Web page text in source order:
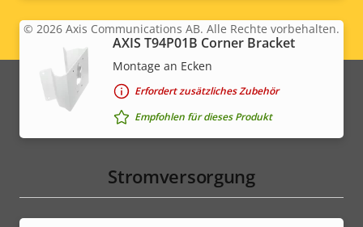
AXIS T94P01B Corner Bracket
Montage an Ecken
Erfordert zusätzliches Zubehör
Empfohlen für dieses Produkt
Stromversorgung
Legal
menu
© 2026 Axis Communications AB. Alle Rechte vorbehalten.